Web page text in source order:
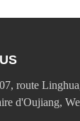
route
d'Oujiang,